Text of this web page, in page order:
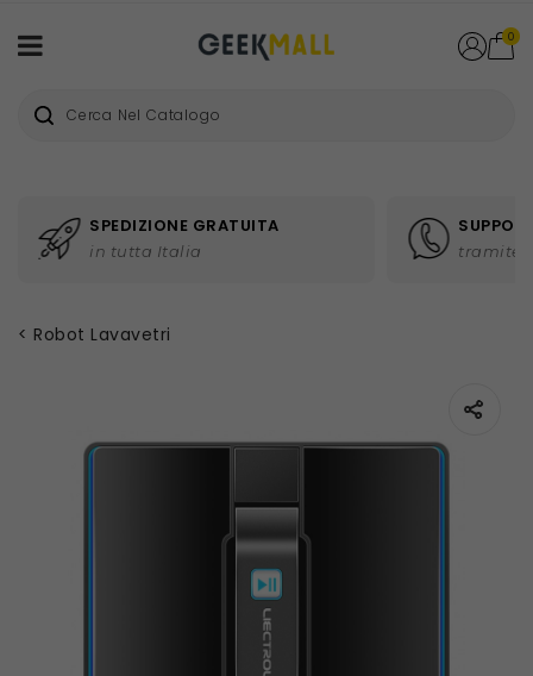
0
SPEDIZIONE GRATUITA
in tutta Italia tramite
Robot Lavavetri